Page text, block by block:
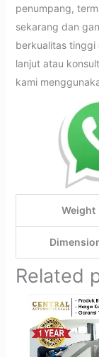
penumpang,
sekarang dan
berkualitas tinggi
lanjut atau
kami
Weight
Related